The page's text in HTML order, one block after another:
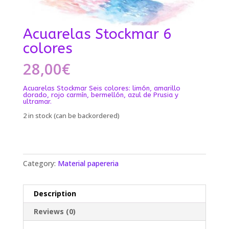
Acuarelas Stockmar 6
colores
28,00€
Acuarelas Stockmar Seis colores: limón, amarillo
dorado, rojo carmín, bermellón, azul de Prusia y
ultramar.
2 in stock (can be backordered)
Category: Material papereria
Description
Reviews (0)